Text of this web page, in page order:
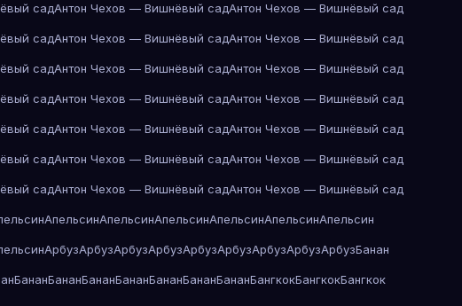
садАнтон Чехов — Вишнёвый садАнтон Чехов — Вишнёвый сад
садАнтон Чехов — Вишнёвый садАнтон Чехов — Вишнёвый сад
садАнтон Чехов — Вишнёвый садАнтон Чехов — Вишнёвый сад
садАнтон Чехов — Вишнёвый садАнтон Чехов — Вишнёвый сад
садАнтон Чехов — Вишнёвый садАнтон Чехов — Вишнёвый сад
садАнтон Чехов — Вишнёвый садАнтон Чехов — Вишнёвый сад
садАнтон Чехов — Вишнёвый садАнтон Чехов — Вишнёвый сад
АпельсинАпельсинАпельсинАпельсинАпельсинАпельсин
АрбузАрбузАрбузАрбузАрбузАрбузАрбузАрбузАрбузБанан
БананБананБананБананБананБананБананБангкокБангкокБангкок